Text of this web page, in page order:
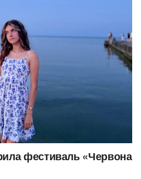
фестиваль «Червона